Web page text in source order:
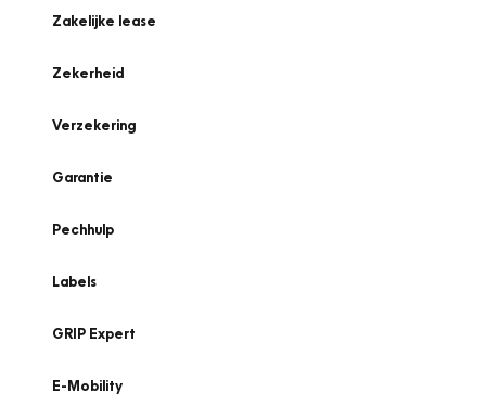
Zakelijke lease
Zekerheid
Verzekering
Garantie
Pechhulp
Labels
GRIP Expert
E-Mobility